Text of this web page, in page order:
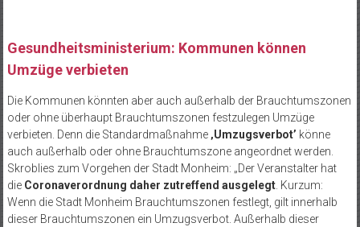
Gesundheitsministerium: Kommunen können
Umzüge verbieten
Die Kommunen könnten aber auch außerhalb der Brauchtumszonen
oder ohne überhaupt Brauchtumszonen festzulegen Umzüge
verbieten. Denn die Standardmaßnahme ‚Umzugsverbot’ könne
auch außerhalb oder ohne Brauchtumszone angeordnet werden.
Skroblies zum Vorgehen der Stadt Monheim: „Der Veranstalter hat
die Coronaverordnung daher zutreffend ausgelegt. Kurzum:
Wenn die Stadt Monheim Brauchtumszonen festlegt, gilt innerhalb
dieser Brauchtumszonen ein Umzugsverbot. Außerhalb dieser